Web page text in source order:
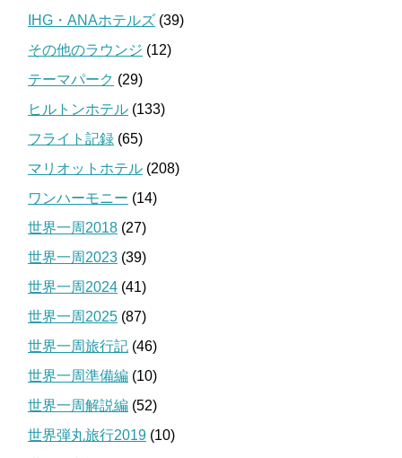
IHG・ANAホテルズ (39)
その他のラウンジ (12)
テーマパーク (29)
ヒルトンホテル (133)
フライト記録 (65)
マリオットホテル (208)
ワンハーモニー (14)
世界一周2018 (27)
世界一周2023 (39)
世界一周2024 (41)
世界一周2025 (87)
世界一周旅行記 (46)
世界一周準備編 (10)
世界一周解説編 (52)
世界弾丸旅行2019 (10)